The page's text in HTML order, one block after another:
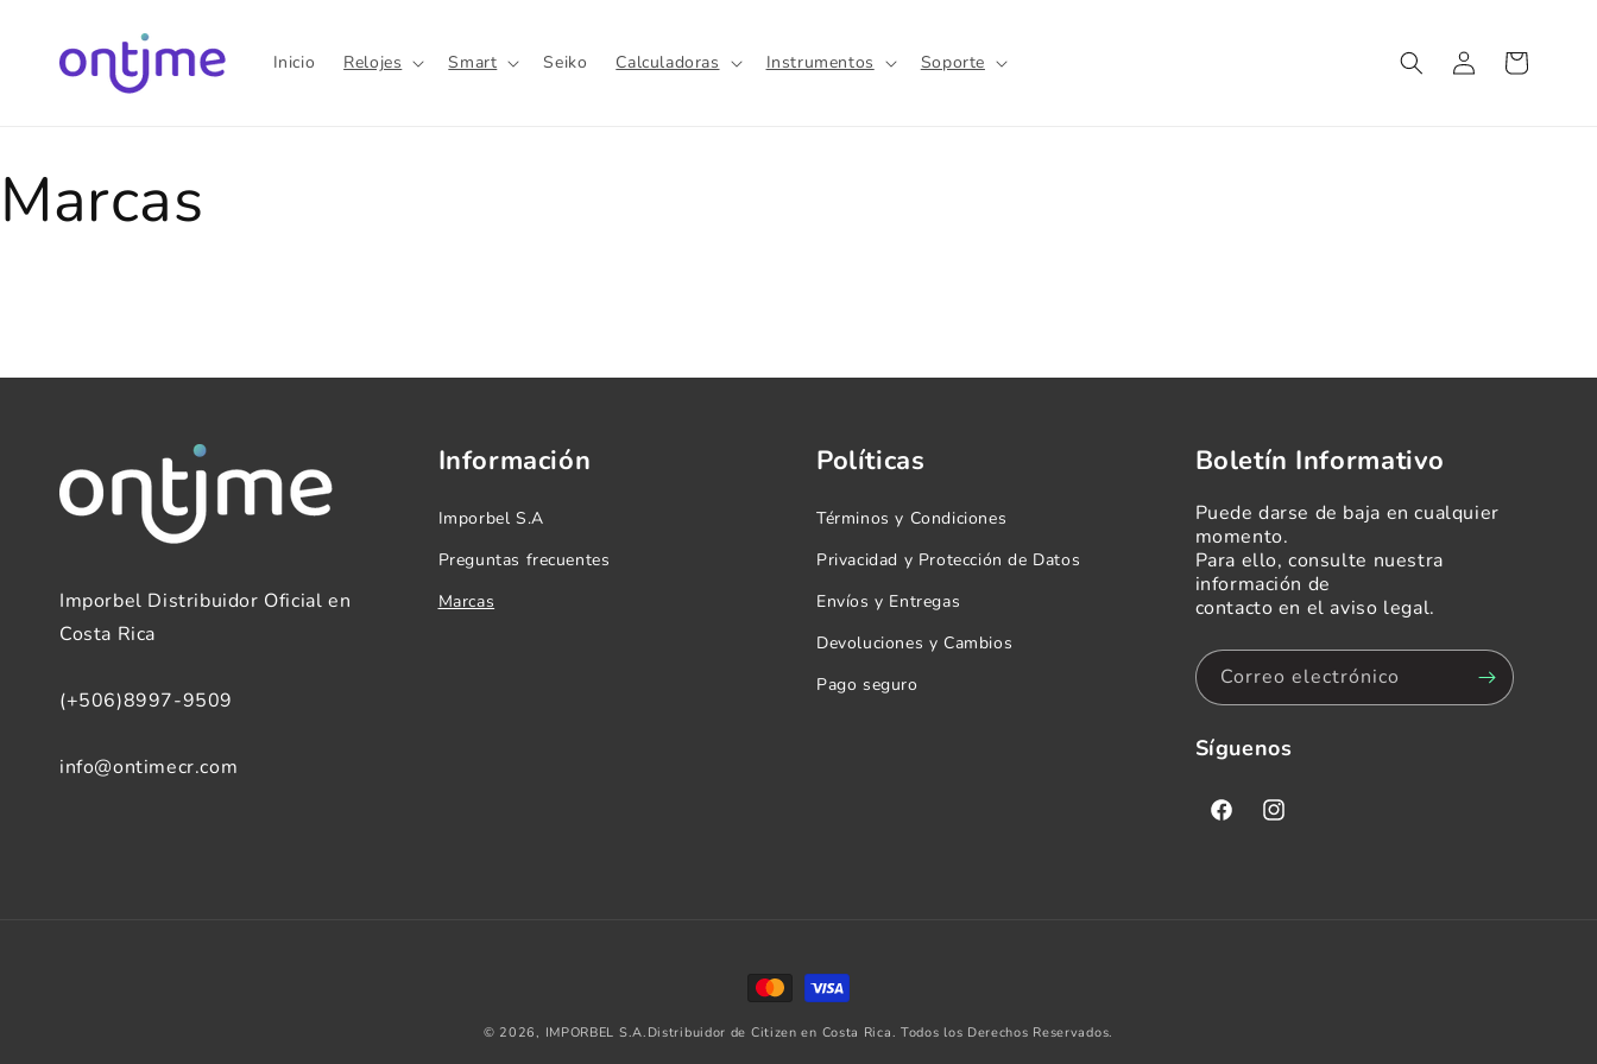
al contenido
Inicio Relojes Smart Seiko Calculadoras Instrumentos Soporte
Iniciar
sesión
Carrito
Marcas
Imporbel Distribuidor Oficial en
Costa Rica
(+506)8997-9509
info@ontimecr.com
Información
Imporbel S.A
Preguntas frecuentes
Marcas
Políticas
Términos y Condiciones
Privacidad y Protección de Datos
Envíos y Entregas
Devoluciones y Cambios
Pago seguro
Boletín Informativo
Puede darse de baja en cualquier
momento.
Para ello, consulte nuestra
información de
contacto en el aviso legal.
Correo electrónico
Síguenos
FacebookInstagram
Formas
de
© 2026, IMPORBEL S.A.Distribuidor de Citizen en Costa Rica. Todos los Derechos Reservados.